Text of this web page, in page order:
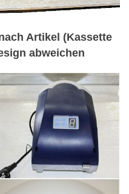
Artikel (Kassette
abweichen